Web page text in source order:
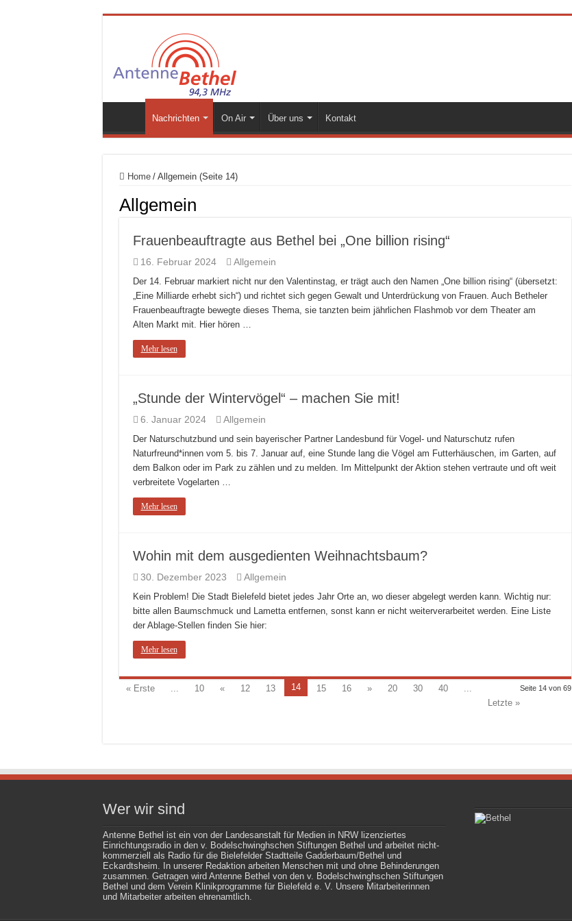
Nachrichten On Air Über uns Kontakt
Home / Allgemein (Seite 14)
Allgemein
Frauenbeauftragte aus Bethel bei „One billion rising“
16. Februar 2024 Allgemein
Der 14. Februar markiert nicht nur den Valentinstag, er trägt auch den Namen „One billion rising“ (übersetzt:
„Eine Milliarde erhebt sich“) und richtet sich gegen Gewalt und Unterdrückung von Frauen. Auch Betheler
Frauenbeauftragte bewegte dieses Thema, sie tanzten beim jährlichen Flashmob vor dem Theater am
Alten Markt mit. Hier hören …
Mehr lesen
„Stunde der Wintervögel“ – machen Sie mit!
6. Januar 2024 Allgemein
Der Naturschutzbund und sein bayerischer Partner Landesbund für Vogel- und Naturschutz rufen
Naturfreund*innen vom 5. bis 7. Januar auf, eine Stunde lang die Vögel am Futterhäuschen, im Garten, auf
dem Balkon oder im Park zu zählen und zu melden. Im Mittelpunkt der Aktion stehen vertraute und oft weit
verbreitete Vogelarten …
Mehr lesen
Wohin mit dem ausgedienten Weihnachtsbaum?
30. Dezember 2023 Allgemein
Kein Problem! Die Stadt Bielefeld bietet jedes Jahr Orte an, wo dieser abgelegt werden kann. Wichtig nur:
bitte allen Baumschmuck und Lametta entfernen, sonst kann er nicht weiterverarbeitet werden. Eine Liste
der Ablage-Stellen finden Sie hier:
Mehr lesen
Seite 14 von 69
« Erste ... 10 « 12 13 14 15 16 » 20 30 40
...
Letzte »
Wer wir sind
Antenne Bethel ist ein von der Landesanstalt für Medien in NRW lizenziertes
Einrichtungsradio in den v. Bodelschwinghschen Stiftungen Bethel und arbeitet nicht-
kommerziell als Radio für die Bielefelder Stadtteile Gadderbaum/Bethel und
Eckardtsheim. In unserer Redaktion arbeiten Menschen mit und ohne Behinderungen
zusammen. Getragen wird Antenne Bethel von den v. Bodelschwinghschen Stiftungen
Bethel und dem Verein Klinikprogramme für Bielefeld e. V. Unsere Mitarbeiterinnen
und Mitarbeiter arbeiten ehrenamtlich.